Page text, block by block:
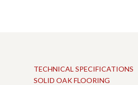
TECHNICAL SPECIFICATIONS
SOLID OAK FLOORING